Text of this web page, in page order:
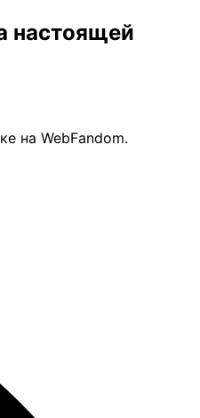
настоящей
на WebFandom.